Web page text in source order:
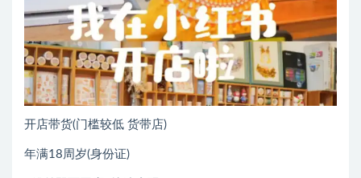
开店带货(门槛较低 货带店)
年满18周岁(身份证)